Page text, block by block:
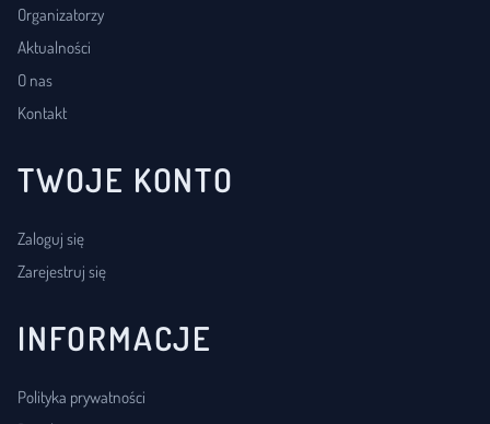
Organizatorzy
Aktualności
O nas
Kontakt
TWOJE KONTO
Zaloguj się
Zarejestruj się
INFORMACJE
Polityka prywatności